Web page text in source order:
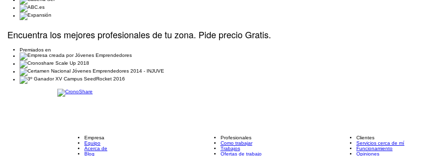
Encuentra los mejores profesionales de tu zona. Pide precio Gratis.
Premiados en
Empresa
Equipo
Acerca de
Blog
Profesionales
Como trabajar
Trabajos
Ofertas de trabajo
Clientes
Servicios cerca de mí
Funcionamiento
Opiniones